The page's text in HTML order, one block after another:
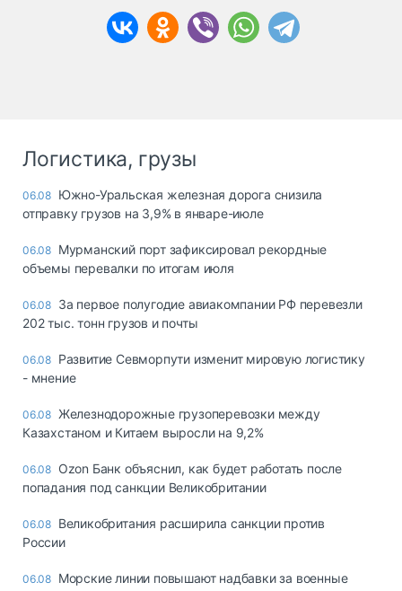
Логистика, грузы
06.08 Южно-Уральская железная дорога снизила
отправку грузов на 3,9% в январе-июле
06.08 Мурманский порт зафиксировал рекордные
объемы перевалки по итогам июля
06.08 За первое полугодие авиакомпании РФ перевезли
202 тыс. тонн грузов и почты
06.08 Развитие Севморпути изменит мировую логистику
- мнение
06.08 Железнодорожные грузоперевозки между
Казахстаном и Китаем выросли на 9,2%
06.08 Ozon Банк объяснил, как будет работать после
попадания под санкции Великобритании
06.08 Великобритания расширила санкции против
России
06.08 Морские линии повышают надбавки за военные